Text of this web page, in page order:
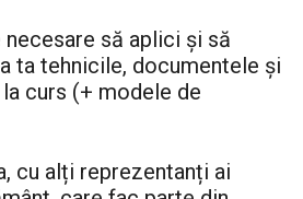
să aplici şi să
ta tehnicile, documentele şi
curs (+ modele de
cu alți reprezentanți ai